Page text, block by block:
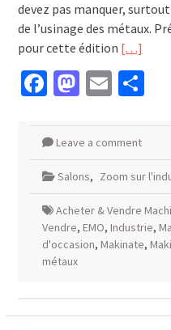
devez pas manquer,
de l’usinage des métaux.
pour cette édition […]
Facebook
Mastodon
Email
Leave a comment
Salons, Zoom sur
Acheter & Vendre
Vendre, EMO, Industrie,
d'occasion, Makinate,
métaux